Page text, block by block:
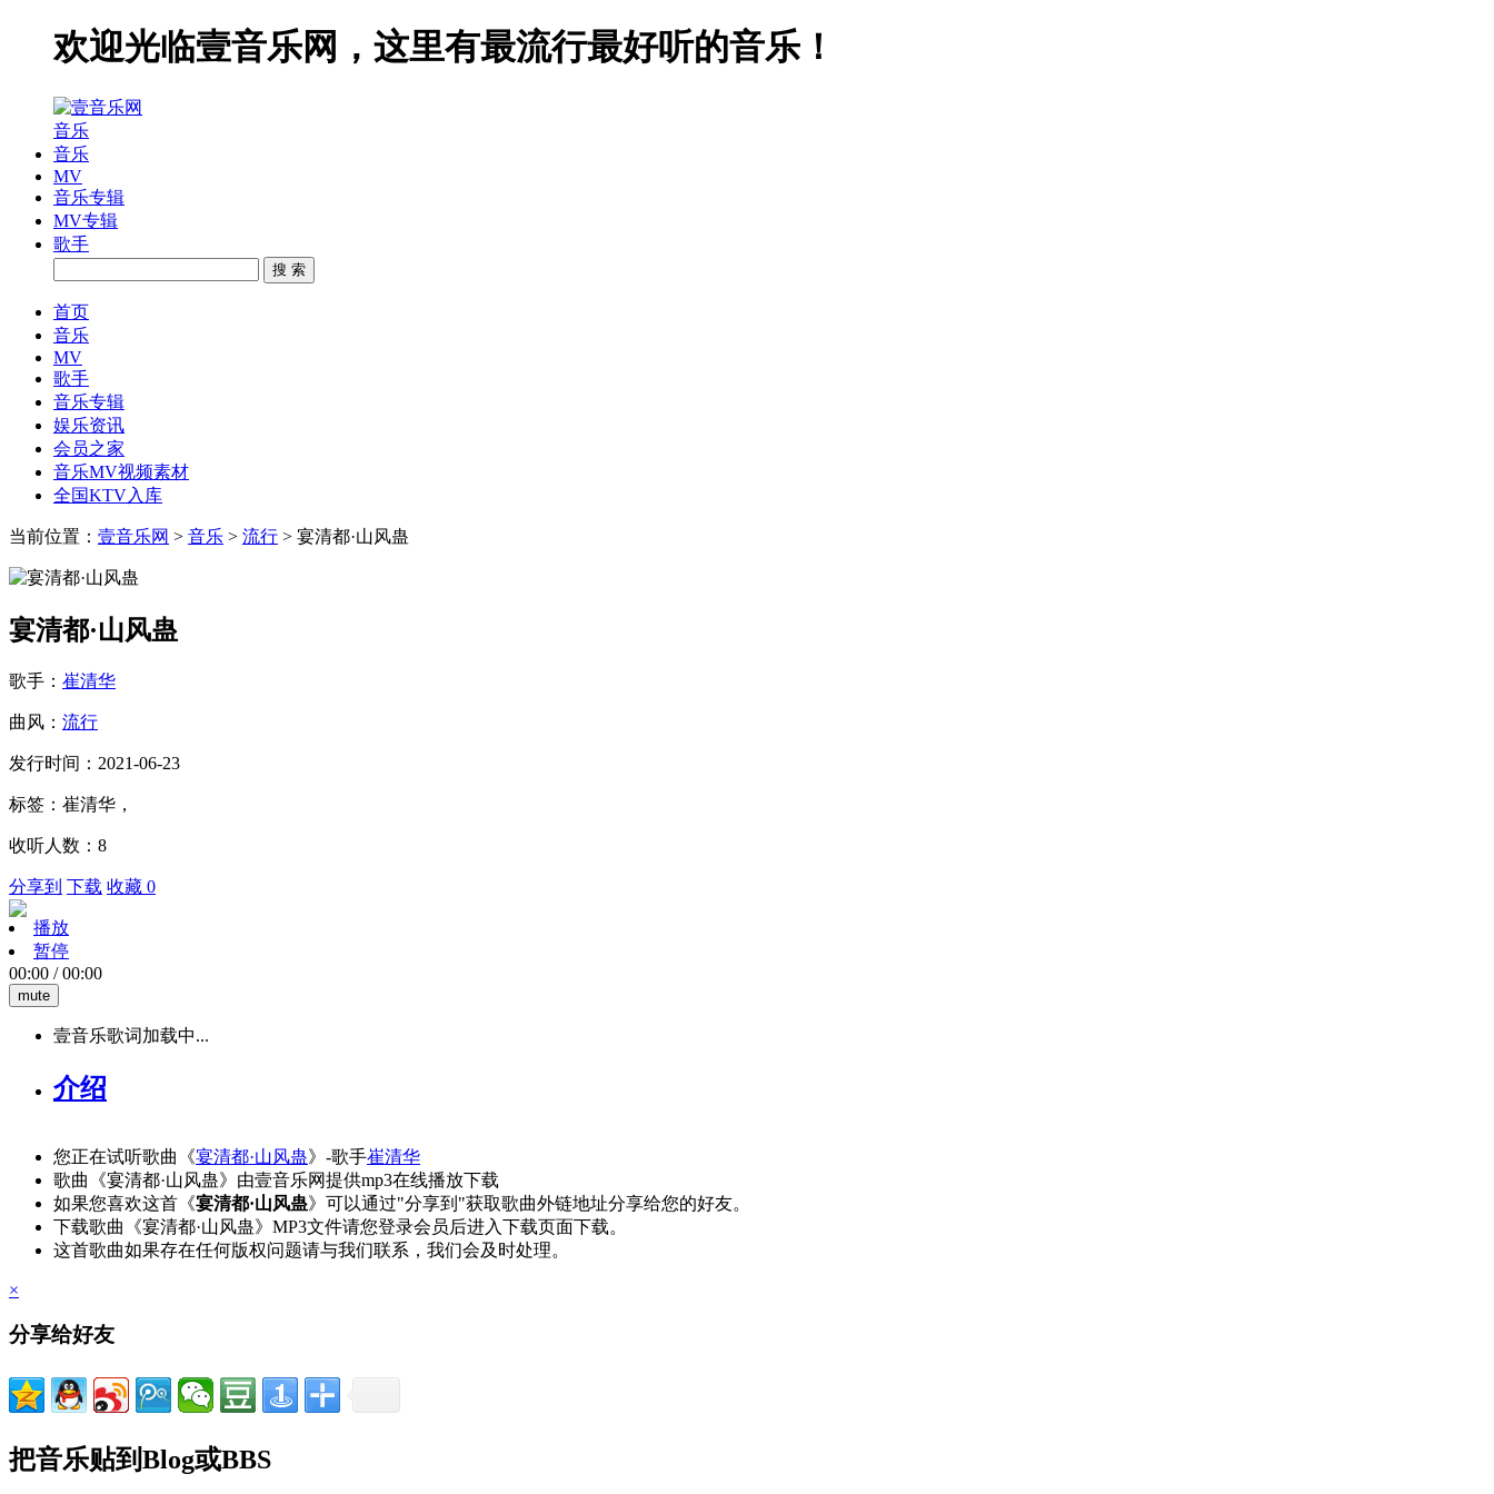
欢迎光临壹音乐网，这里有最流行最好听的音乐！
音乐
音乐
MV
音乐专辑
MV专辑
歌手
搜 索
首页
音乐
MV
歌手
音乐专辑
娱乐资讯
会员之家
音乐MV视频素材
全国KTV入库
当前位置： 壹音乐网 > 音乐 > 流行 > 宴清都·山风蛊
宴清都·山风蛊
歌手： 崔清华
曲风： 流行
发行时间：2021-06-23
标签：崔清华，
收听人数：8
分享到 下载 收藏 0
播放
暂停
00:00 /00:00
mute
壹音乐歌词加载中...
介绍
您正在试听歌曲《宴清都·山风蛊》-歌手崔清华
歌曲《宴清都·山风蛊》由壹音乐网提供mp3在线播放下载
如果您喜欢这首《宴清都·山风蛊》可以通过"分享到"获取歌曲外链地址分享给您的好友。
下载歌曲《宴清都·山风蛊》MP3文件请您登录会员后进入下载页面下载。
这首歌曲如果存在任何版权问题请与我们联系，我们会及时处理。
×
分享给好友
把音乐贴到Blog或BBS